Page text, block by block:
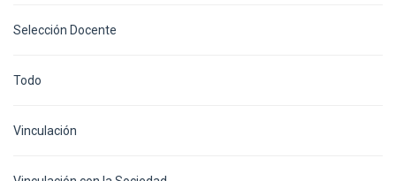
Selección Docente
Todo
Vinculación